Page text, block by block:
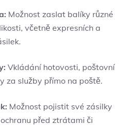
Možnost zaslat balíky různé
včetně expresních a
Vkládání hotovosti, poštovní
za služby přímo na poště.
Možnost pojistit své zásilky
před ztrátami či